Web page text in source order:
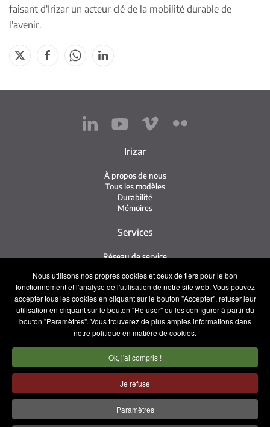
Nous utilisons nos propres cookies et ceux de tiers pour le bon
fonctionnement et l'analyse de l'utilisation de notre site web. Vous pouvez
accepter tous les cookies en cliquant sur le bouton "Accepter", refuser leur
utilisation en cliquant sur le bouton "Refuser" ou les configurer à partir du
bouton "Paramètres". Vous trouverez de plus amples informations dans
notre politique en matière de cookies.
Ok, j'ai compris !
Je refuse
Paramètres
faisant d'Irizar un acteur clé de la mobilité durable de
l'avenir.
Irizar
À propos de nous
Tous les modèles
Durabilité
Mémoires
Services
Réseau de service
iService
Usés
Contact
Presse
Contact
Travaillez avec nous
Équipe commerciale
Politique de confidentialité